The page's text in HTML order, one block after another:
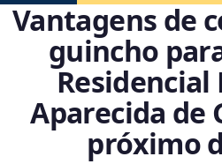
Vantagens de
guincho
Residencial
Aparecida de
próximo